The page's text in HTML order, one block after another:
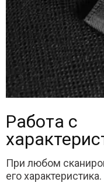
Работа с
При любом
его